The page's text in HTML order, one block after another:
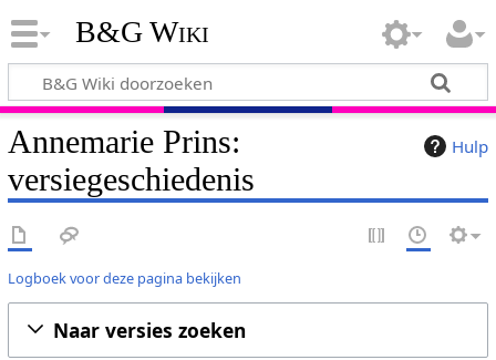
B&G Wiki
Hulp
Annemarie Prins:
versiegeschiedenis
Logboek voor deze pagina bekijken
Naar versies zoeken